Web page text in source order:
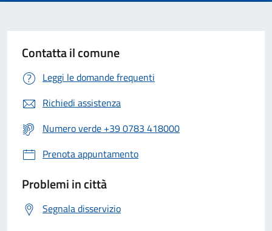
Contatta il comune
Leggi le domande frequenti
Richiedi assistenza
Numero verde +39 0783 418000
Prenota appuntamento
Problemi in città
Segnala disservizio